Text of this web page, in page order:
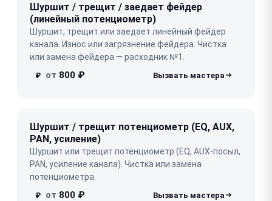
Шуршит / трещит / заедает фейдер
(линейный потенциометр)
Шуршит, трещит или заедает линейный фейдер
канала. Износ или загрязнение фейдера. Чистка
или замена фейдера — расходник №1.
₽ от 800 ₽
Шуршит / трещит потенциометр (EQ, AUX,
PAN, усиление)
Шуршит или трещит потенциометр (EQ, AUX-посыл,
PAN, усиление канала). Чистка или замена
потенциометра.
₽ от 800 ₽